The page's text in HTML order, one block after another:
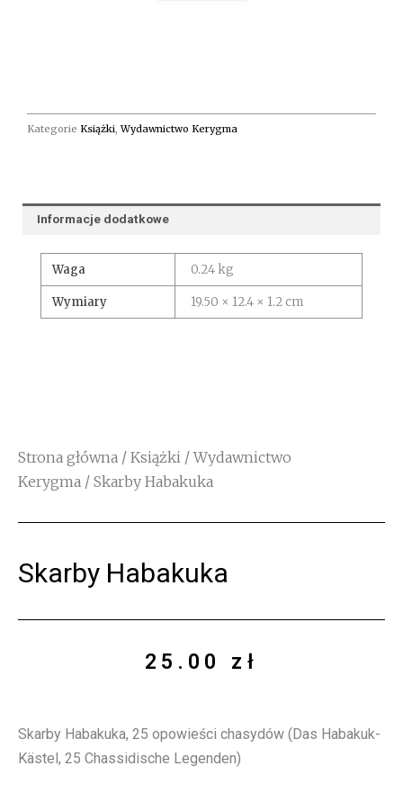
Kategorie Książki,Wydawnictwo Kerygma
Informacje dodatkowe
Waga 0.24 kg
Wymiary 19.50 × 12.4 × 1.2 cm
Strona główna / Książki /Wydawnictwo
Kerygma / Skarby Habakuka
Skarby Habakuka
25.00 zł
Skarby Habakuka, 25 opowieści chasydów (Das Habakuk-
Kästel, 25 Chassidische Legenden)